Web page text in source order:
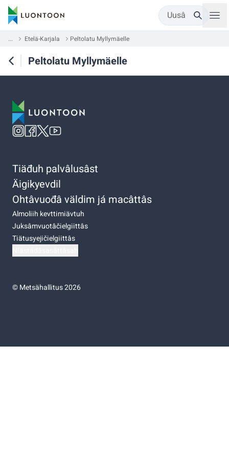
Uusâ
... Etelä-Karjala Peltolatu Myllymäelle
Peltolatu Myllymäelle
Tiäđuh palvâlusâst
Äigikyevdil
Ohtâvuođâ väldim já macâttâs
Almoliih kevttimiävtuh
Juksâmvuotâčielgiittâs
Tiätusyejičielgiittâs
©Metsähallitus 2026